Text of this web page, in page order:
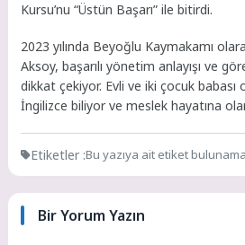
Kursu’nu “Üstün Başarı” ile bitirdi.
2023 yılında Beyoğlu Kaymakamı
Aksoy, başarılı yönetim anlayışı ve
dikkat çekiyor. Evli ve iki çocuk babası
İngilizce biliyor ve meslek hayatına olan
Etiketler :Bu yazıya ait etiket
Bir Yorum Yazın